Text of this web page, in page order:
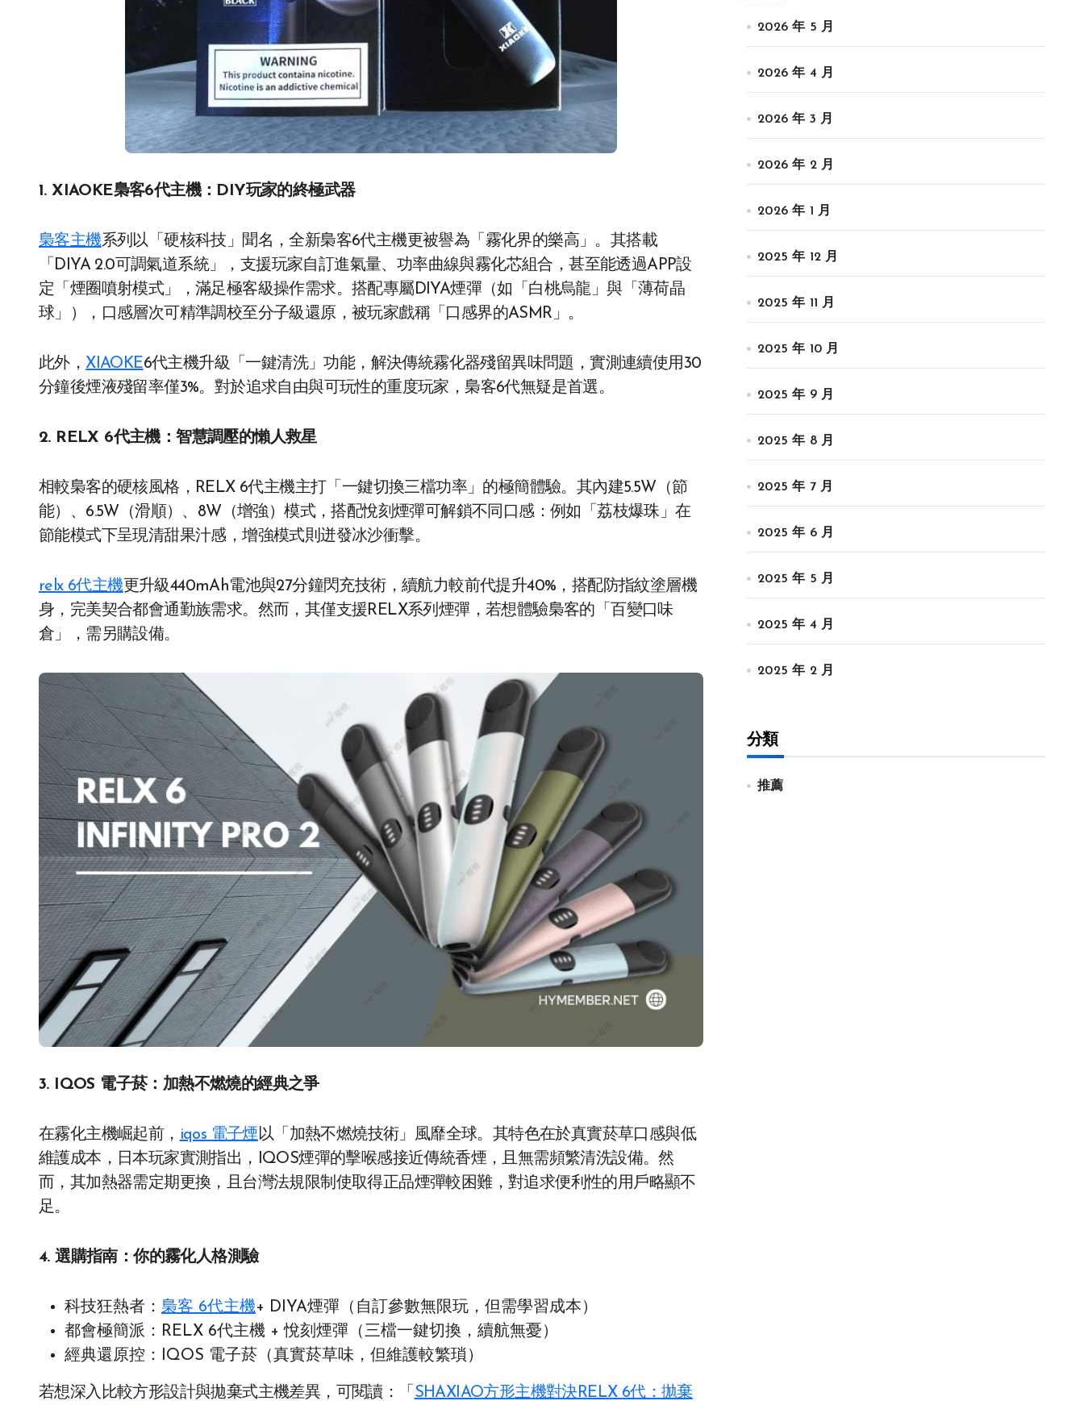
1. XIAOKE梟客6代主機：DIY玩家的終極武器
梟客主機系列以「硬核科技」聞名，全新梟客6代主機更被譽為「霧化界的樂高」。其搭載
「DIYA 2.0可調氣道系統」，支援玩家自訂進氣量、功率曲線與霧化芯組合，甚至能透過APP設
定「煙圈噴射模式」，滿足極客級操作需求。搭配專屬DIYA煙彈（如「白桃烏龍」與「薄荷晶
球」），口感層次可精準調校至分子級還原，被玩家戲稱「口感界的ASMR」。
此外， XIAOKE6代主機升級「一鍵清洗」功能，解決傳統霧化器殘留異味問題，實測連續使用30
分鐘後煙液殘留率僅3%。對於追求自由與可玩性的重度玩家，梟客6代無疑是首選。
2. RELX 6代主機：智慧調壓的懶人救星
相較梟客的硬核風格，RELX 6代主機主打「一鍵切換三檔功率」的極簡體驗。其內建5.5W（節
能）、6.5W（滑順）、8W（增強）模式，搭配悅刻煙彈可解鎖不同口感：例如「荔枝爆珠」在
節能模式下呈現清甜果汁感，增強模式則迸發冰沙衝擊。
relx 6代主機 更升級440mAh電池與27分鐘閃充技術，續航力較前代提升40%，搭配防指紋塗層機
身，完美契合都會通勤族需求。然而，其僅支援RELX系列煙彈，若想體驗梟客的「百變口味
倉」，需另購設備。
3. IQOS 電子菸：加熱不燃燒的經典之爭
在霧化主機崛起前， iqos 電子煙以「加熱不燃燒技術」風靡全球。其特色在於真實菸草口感與低
維護成本，日本玩家實測指出，IQOS煙彈的擊喉感接近傳統香煙，且無需頻繁清洗設備。然
而，其加熱器需定期更換，且台灣法規限制使取得正品煙彈較困難，對追求便利性的用戶略顯不
足。
4. 選購指南：你的霧化人格測驗
科技狂熱者： 梟客 6代主機+ DIYA煙彈（自訂參數無限玩，但需學習成本）
都會極簡派：RELX 6代主機 + 悅刻煙彈（三檔一鍵切換，續航無憂）
經典還原控：IQOS 電子菸（真實菸草味，但維護較繁瑣）
若想深入比較方形設計與拋棄式主機差異，可閱讀：「 SHAXIAO方形主機對決RELX 6代：拋棄
2026 年 5 月
2026 年 4 月
2026 年 3 月
2026 年 2 月
2026 年 1 月
2025 年 12 月
2025 年 11 月
2025 年 10 月
2025 年 9 月
2025 年 8 月
2025 年 7 月
2025 年 6 月
2025 年 5 月
2025 年 4 月
2025 年 2 月
分類
推薦